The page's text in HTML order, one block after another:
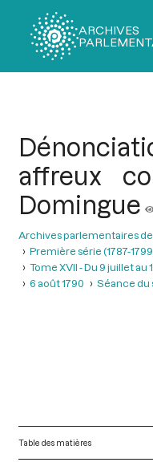
ARCHIVES
affreux
Domingue
Archives parlementaires
Première série (1787-
Tome XVII - Du 9 juillet au
6 août 1790
Séance du
Table des matières